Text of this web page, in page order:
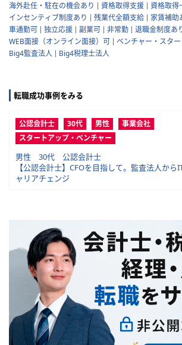
海外赴任・駐在の機会あり
資格取得支援
資格取得
インセンティブ制度あり
残業代全額支給 家賃補助
車通勤可
独立応援 副業可 非常勤 退職金制度あ
WEB面接（オンライン面接）可
ベンチャー・スタ
Big4監査法人
Big4税理士法人
転職成功事例をみる
公認会計士 30代 男性
事業会社
スタートアップ・ベンチャー
男性 30代 公認会計士
【公認会計士】CFOを目指して。監査法人から
ャリアチェンジ